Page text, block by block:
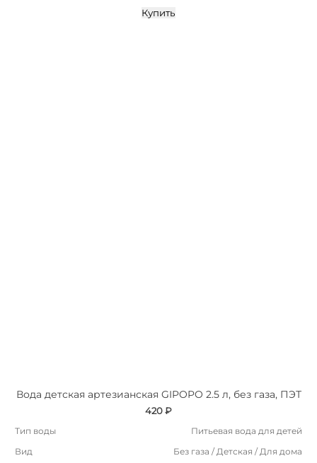
Купить
Вода детская артезианская GIPOPO 2.5 л, без газа, ПЭТ
420 ₽
Тип воды
Питьевая вода для детей
Вид
Без газа / Детская / Для дома